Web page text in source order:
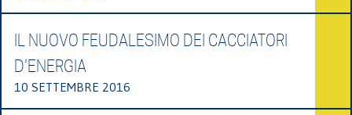
IL NUOVO FEUDALESIMO DEI CACCIATORI
D’ENERGIA
10 SETTEMBRE 2016